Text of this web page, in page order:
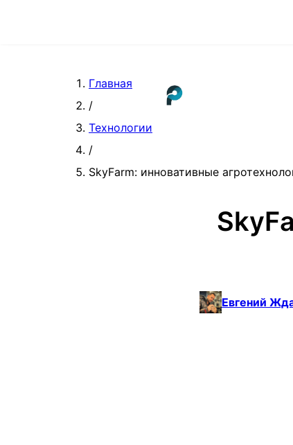
Главная
/
Технологии
/
SkyFarm: инновативные
Евгений